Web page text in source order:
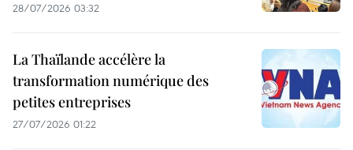
28/07/2026 03:32
La Thaïlande accélère la
transformation numérique des
petites entreprises
27/07/2026 01:22